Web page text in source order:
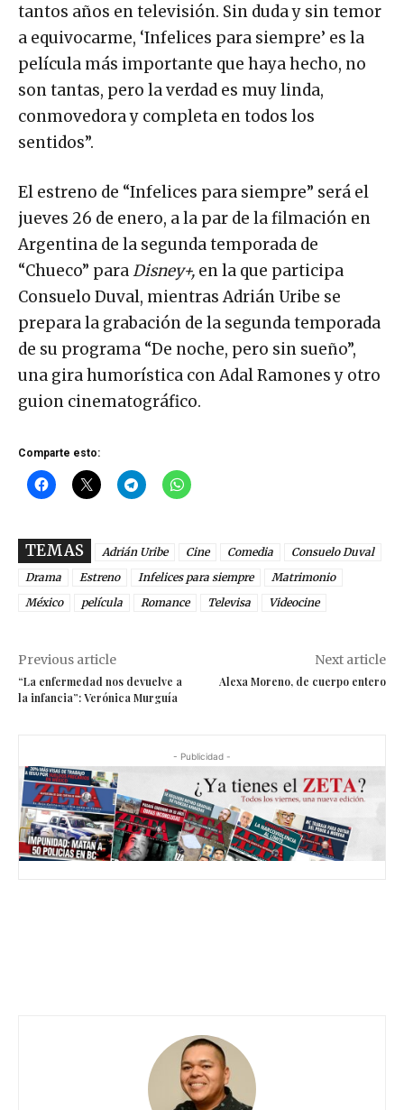
tantos años en televisión. Sin duda y sin temor
a equivocarme, ‘Infelices para siempre’ es la
película más importante que haya hecho, no
son tantas, pero la verdad es muy linda,
conmovedora y completa en todos los
sentidos”.
El estreno de “Infelices para siempre” será el
jueves 26 de enero, a la par de la filmación en
Argentina de la segunda temporada de
“Chueco” paraDisney+, en la que participa
Consuelo Duval, mientras Adrián Uribe se
prepara la grabación de la segunda temporada
de su programa “De noche, pero sin sueño”,
una gira humorística con Adal Ramones y otro
guion cinematográfico.
Comparte esto:
TEMAS Adrián Uribe Cine Comedia
Consuelo Duval
Drama
Estreno Infelices para siempre
Matrimonio
México
película Romance Televisa Videocine
Previous article
“La enfermedad nos devuelve a
la infancia”: Verónica Murguía
Next article
Alexa Moreno, de cuerpo entero
- Publicidad -